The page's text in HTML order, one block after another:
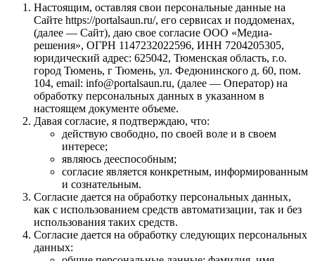
Настоящим, оставляя свои персональные данные на
Сайте https://portalsaun.ru/, его сервисах и поддоменах,
(далее — Сайт), даю свое согласие ООО «Медиа-
решения», ОГРН 1147232022596, ИНН 7204205305,
юридический адрес: 625042, Тюменская область, г.о.
город Тюмень, г Тюмень, ул. Федюнинского д. 60, пом.
104, email: info@portalsaun.ru, (далее — Оператор) на
обработку персональных данных в указанном в
настоящем документе объеме.
Давая согласие, я подтверждаю, что:
действую свободно, по своей воле и в своем
интересе;
являюсь дееспособным;
согласие является конкретным, информированным
и сознательным.
Согласие дается на обработку персональных данных,
как с использованием средств автоматизации, так и без
использования таких средств.
Согласие дается на обработку следующих персональных
данных: